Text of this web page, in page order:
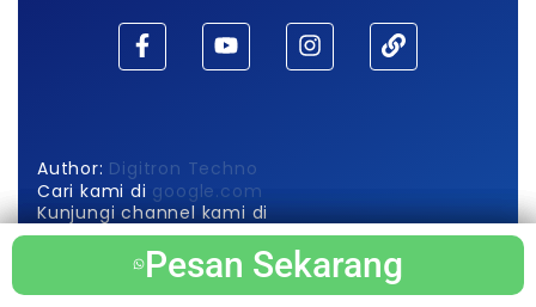
Pesan Sekarang
Pesan Sekarang
Author: Digitron Techno
Cari kami di google.com
Kunjungi channel kami di
Pabrik Jam Digital
Berikut Info Produk Utama Kami di
Pesan Sekarang
Pesan Sekarang